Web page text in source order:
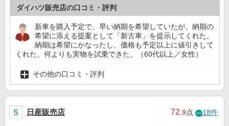
ダイハツ販売店の口コミ・評判
新車を購入予定で、早い納期を希望していたが、納期の
希望に添える提案として「新古車」を提示してくれた。
納期は希望にかなったし、価格も予定以上に値引きして
くれた。何よりも実物を試乗できた。（60代以上／女性）
その他の口コミ・評判
日産販売店 72.9点 18件